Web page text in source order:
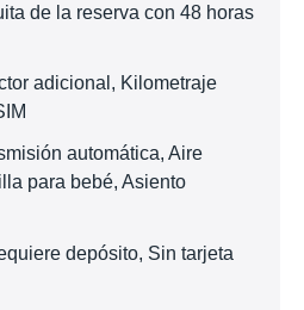
de la reserva con 48 horas
adicional, Kilometraje
automática, Aire
para bebé, Asiento
depósito, Sin tarjeta